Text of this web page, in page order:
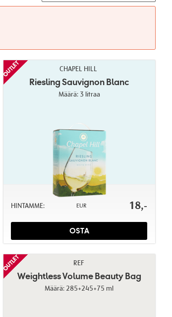
CHAPEL HILL
Riesling Sauvignon Blanc
Määrä: 3 litraa
HINTAMME: EUR 18,-
OSTA
REF
Weightless Volume Beauty Bag
Määrä: 285+245+75 ml